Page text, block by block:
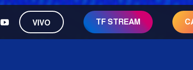
youtubeVIVO TF STREAM